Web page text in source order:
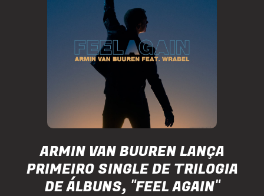
ARMIN VAN BUUREN LANÇA
PRIMEIRO SINGLE DE TRILOGIA
DE ÁLBUNS, "FEEL AGAIN"